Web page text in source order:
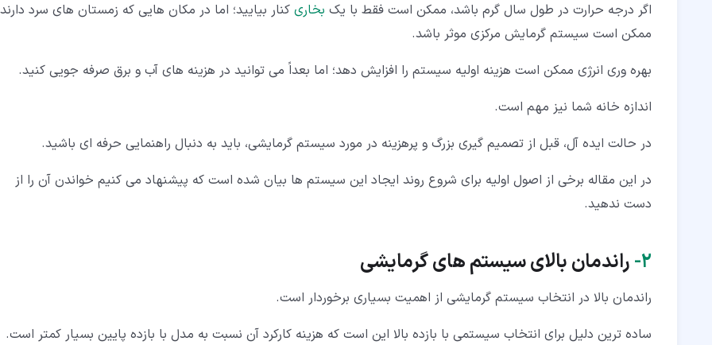
اگر درجه حرارت در طول سال گرم باشد، ممکن است فقط با یک بخاری کنار بیایید؛ اما در مکان هایی که زمستان های سرد
ممکن است سیستم گرمایش مرکزی موثر باشد.
بهره وری انرژی ممکن است هزینه اولیه سیستم را افزایش دهد؛ اما بعداً می توانید در هزینه های آب و برق صرفه جویی کنید.
اندازه خانه شما نیز مهم است.
در حالت ایده آل، قبل از تصمیم گیری بزرگ و پرهزینه در مورد سیستم گرمایشی، باید به دنبال راهنمایی حرفه ای باشید.
در این مقاله برخی از اصول اولیه برای شروع روند ایجاد این سیستم ها بیان شده است که پیشنهاد می کنیم خواندن آن را از
دست ندهید.
۲‏- راندمان بالای سیستم های گرمایشی
راندمان بالا در انتخاب سیستم گرمایشی از اهمیت بسیاری برخوردار است.
ساده ترین دلیل برای انتخاب سیستمی با بازده بالا این است که هزینه کارکرد آن نسبت به مدل با بازده پایین بسیار کمتر است.